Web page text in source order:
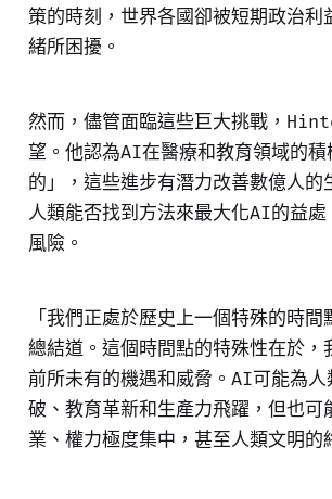
策的時刻，世界各國卻被短期政治利
緒所困擾。
然而，儘管面臨這些巨大挑戰，
望。他認為AI在醫療和教育領域的積
的」，這些進步有潛力改善數億人的
人類能否找到方法來最大化AI的益處
風險。
「我們正處於歷史上一個特殊的時
總結道。這個時間點的特殊性在於，
前所未有的機遇和威脅。AI可能為人
破、教育革新和生產力飛躍，但也可
業、權力極度集中，甚至人類文明的